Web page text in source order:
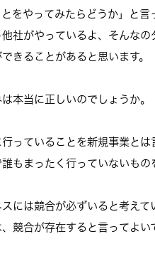
をやってみたらどうか」と言
社がやっているよ、そんなの
きることがあると思います。
本当に正しいのでしょうか。
っていることを新規事業とは
もまったく行っていないもの
には競合が必ずいると考えて
競合が存在すると言ってよい